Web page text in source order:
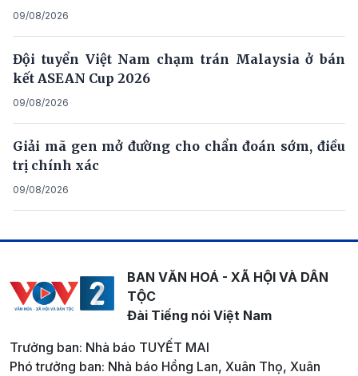
09/08/2026
Đội tuyển Việt Nam chạm trán Malaysia ở bán
kết ASEAN Cup 2026
09/08/2026
Giải mã gen mở đường cho chẩn đoán sớm, điều
trị chính xác
09/08/2026
BAN VĂN HOÁ - XÃ HỘI VÀ DÂN
TỘC
Đài Tiếng nói Việt Nam
Trưởng ban: Nhà báo TUYẾT MAI
Phó trưởng ban: Nhà báo Hồng Lan, Xuân Thọ, Xuân